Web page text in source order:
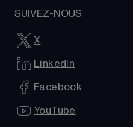
SUIVEZ-NOUS
X
LinkedIn
Facebook
YouTube